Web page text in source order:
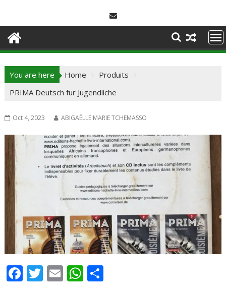
You are here Home
Produits
PRIMA Deutsch fur Jugendliche
Oct 4, 2023 ABIGAËLLE MARIE TCHEMASSO
F T E W